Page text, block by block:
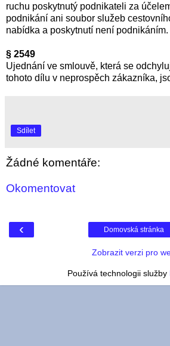
ruchu poskytnutý podnikateli za
podnikání ani soubor služeb
nabídka a poskytnutí není podnikáním.
§ 2549
Ujednání ve smlouvě, která se
tohoto dílu v neprospěch zákazníka,
Sdílet
Žádné komentáře:
Okomentovat
‹ Domovská stránka
Zobrazit verzi pro
Používá technologii služby